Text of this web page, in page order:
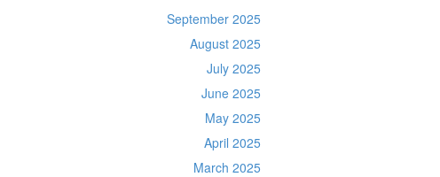
September 2025
August 2025
July 2025
June 2025
May 2025
April 2025
March 2025